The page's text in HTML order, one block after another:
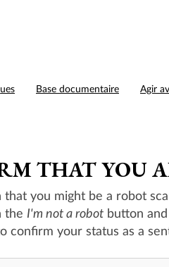
Base documentaire Agir
THAT YOU
that you might be a robot
the I'm not a robot button
confirm your status as a